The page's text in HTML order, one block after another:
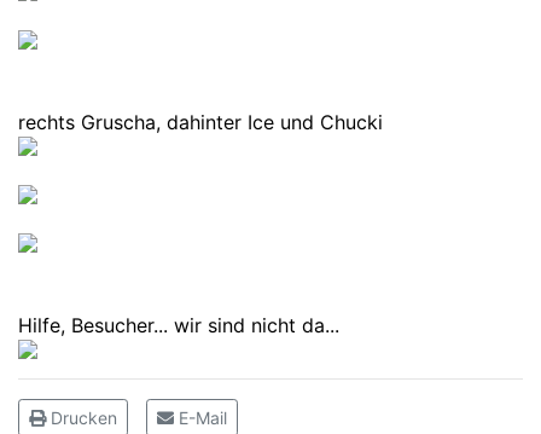
rechts Gruscha, dahinter Ice und Chucki
Hilfe, Besucher... wir sind nicht da...
Drucken E-Mail